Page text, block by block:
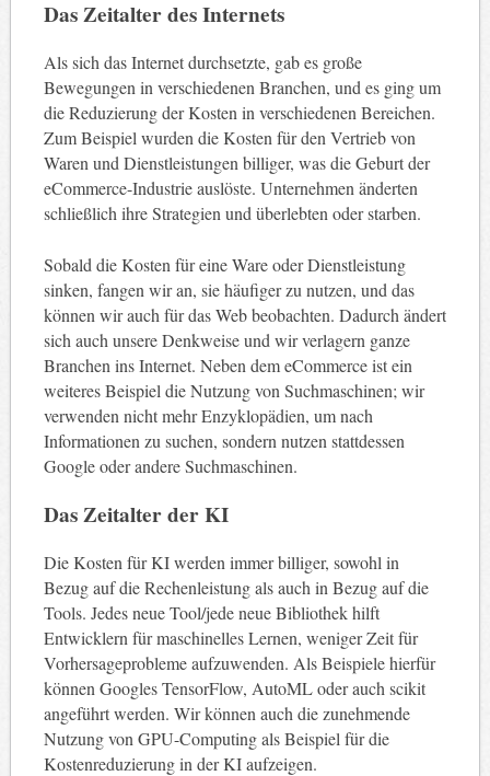
Das Zeitalter des Internets
Als sich das Internet durchsetzte, gab es große
Bewegungen in verschiedenen Branchen, und es ging um
die Reduzierung der Kosten in verschiedenen Bereichen.
Zum Beispiel wurden die Kosten für den Vertrieb von
Waren und Dienstleistungen billiger, was die Geburt der
eCommerce-Industrie auslöste. Unternehmen änderten
schließlich ihre Strategien und überlebten oder starben.
Sobald die Kosten für eine Ware oder Dienstleistung
sinken, fangen wir an, sie häufiger zu nutzen, und das
können wir auch für das Web beobachten. Dadurch ändert
sich auch unsere Denkweise und wir verlagern ganze
Branchen ins Internet. Neben dem eCommerce ist ein
weiteres Beispiel die Nutzung von Suchmaschinen; wir
verwenden nicht mehr Enzyklopädien, um nach
Informationen zu suchen, sondern nutzen stattdessen
Google oder andere Suchmaschinen.
Das Zeitalter der KI
Die Kosten für KI werden immer billiger, sowohl in
Bezug auf die Rechenleistung als auch in Bezug auf die
Tools. Jedes neue Tool/jede neue Bibliothek hilft
Entwicklern für maschinelles Lernen, weniger Zeit für
Vorhersageprobleme aufzuwenden. Als Beispiele hierfür
können Googles TensorFlow, AutoML oder auch scikit
angeführt werden. Wir können auch die zunehmende
Nutzung von GPU-Computing als Beispiel für die
Kostenreduzierung in der KI aufzeigen.